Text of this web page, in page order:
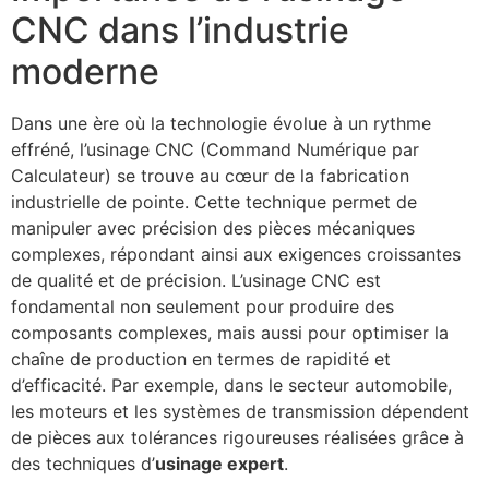
CNC dans l’industrie
moderne
Dans une ère où la technologie évolue à un rythme
effréné, l’usinage CNC (Command Numérique par
Calculateur) se trouve au cœur de la fabrication
industrielle de pointe. Cette technique permet de
manipuler avec précision des pièces mécaniques
complexes, répondant ainsi aux exigences croissantes
de qualité et de précision. L’usinage CNC est
fondamental non seulement pour produire des
composants complexes, mais aussi pour optimiser la
chaîne de production en termes de rapidité et
d’efficacité. Par exemple, dans le secteur automobile,
les moteurs et les systèmes de transmission dépendent
de pièces aux tolérances rigoureuses réalisées grâce à
des techniques d’usinage expert.